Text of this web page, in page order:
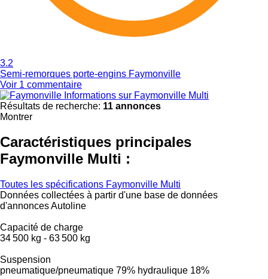
3.2
Semi-remorques porte-engins Faymonville
Voir 1 commentaire
Informations sur Faymonville Multi
Résultats de recherche: 11 annonces
Montrer
Caractéristiques principales
Faymonville Multi :
Toutes les spécifications Faymonville Multi
Données collectées à partir d'une base de données
d'annonces Autoline
Capacité de charge
34 500 kg - 63 500 kg
Suspension
pneumatique/pneumatique 79% hydraulique 18%